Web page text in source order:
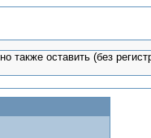
также оставить (без